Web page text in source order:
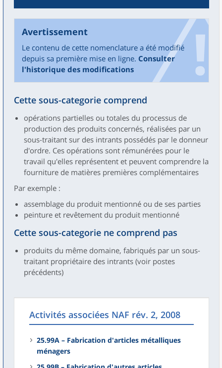
Avertissement
Le contenu de cette nomenclature a été modifié
depuis sa première mise en ligne. Consulter
l'historique des modifications
Cette sous-categorie comprend
opérations partielles ou totales du processus de
production des produits concernés, réalisées par un
sous-traitant sur des intrants possédés par le donneur
d'ordre. Ces opérations sont rémunérées pour le
travail qu'elles représentent et peuvent comprendre la
fourniture de matières premières complémentaires
Par exemple :
assemblage du produit mentionné ou de ses parties
peinture et revêtement du produit mentionné
Cette sous-categorie ne comprend pas
produits du même domaine, fabriqués par un sous-
traitant propriétaire des intrants (voir postes
précédents)
Activités associées NAF rév. 2, 2008
25.99A – Fabrication d'articles métalliques
ménagers